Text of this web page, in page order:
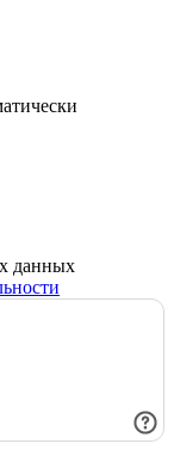
данных